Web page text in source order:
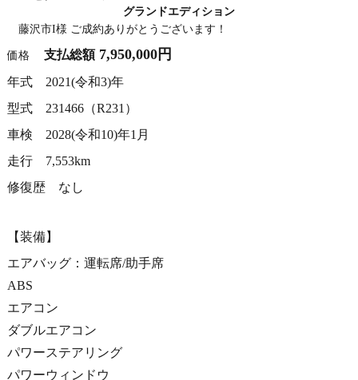
グランドエディション
藤沢市I様 ご成約ありがとうございます！
価格 支払総額7,950,000円
年式 2021(令和3)年
型式 231466（R231）
車検 2028(令和10)年1月
走行 7,553km
修復歴 なし
【装備】
エアバッグ：運転席/助手席
ABS
エアコン
ダブルエアコン
パワーステアリング
パワーウィンドウ